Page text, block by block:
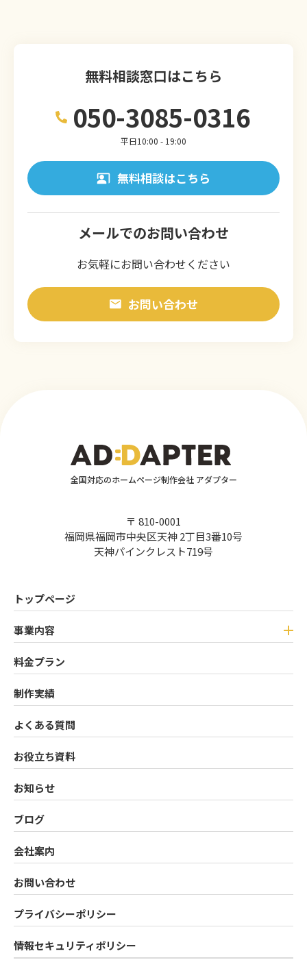
無料相談窓口はこちら
050-3085-0316
平日10:00 - 19:00
無料相談はこちら
メールでのお問い合わせ
お気軽にお問い合わせください
お問い合わせ
全国対応のホームページ制作会社 アダプター
〒 810-0001
福岡県福岡市中央区天神 2丁目3番10号
天神パインクレスト719号
トップページ
事業内容
料金プラン
制作実績
よくある質問
お役立ち資料
お知らせ
ブログ
会社案内
お問い合わせ
プライバシーポリシー
情報セキュリティポリシー